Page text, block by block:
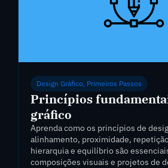
Design Gráfico, Primeiros Passos
Princípios
gráfico
Aprenda como os princípios de
alinhamento, proximidade,
hierarquia e equilíbrio são
composições visuais e projetos de